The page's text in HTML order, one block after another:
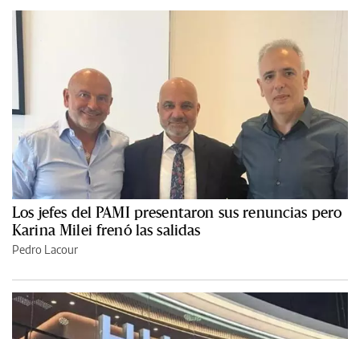
Los jefes del PAMI presentaron sus renuncias pero
Karina Milei frenó las salidas
Pedro Lacour